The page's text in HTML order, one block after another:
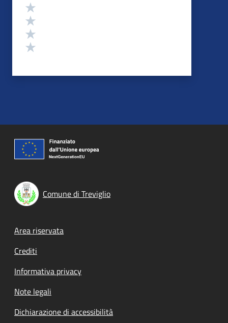
Comune di Treviglio
Footer menu
Area riservata
Crediti
Informativa privacy
Note legali
Dichiarazione di accessibilità